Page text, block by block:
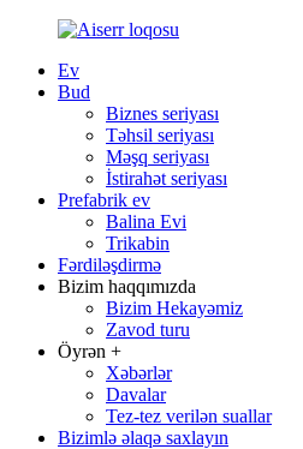
Ev
Bud
Biznes seriyası
Təhsil seriyası
Məşq seriyası
İstirahət seriyası
Prefabrik ev
Balina Evi
Trikabin
Fərdiləşdirmə
Bizim haqqımızda
Bizim Hekayəmiz
Zavod turu
Öyrən +
Xəbərlər
Davalar
Tez-tez verilən suallar
Bizimlə əlaqə saxlayın